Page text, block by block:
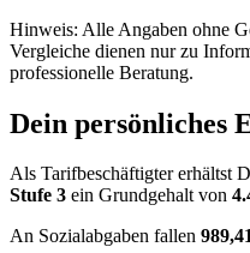
Hinweis: Alle Angaben ohne
Vergleiche dienen nur zu
professionelle Beratung.
Dein persönliches
Als Tarifbeschäftigter erhältst
Stufe 3 ein Grundgehalt von
An Sozialabgaben fallen